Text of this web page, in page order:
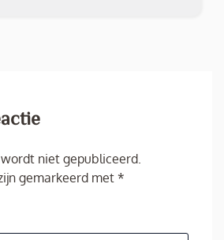
niet gepubliceerd.
gemarkeerd met *